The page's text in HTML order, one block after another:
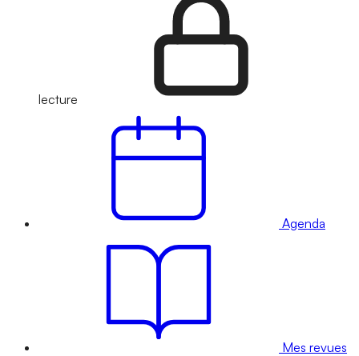
lecture
Agenda
Mes revues